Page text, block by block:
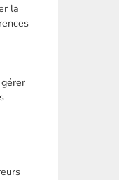
la